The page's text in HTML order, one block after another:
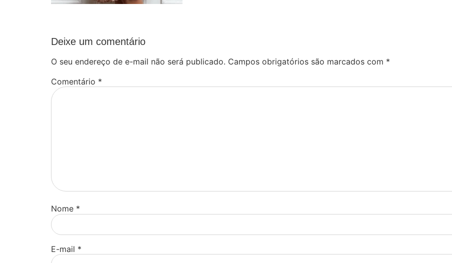
Deixe um comentário
O seu endereço de e-mail não será publicado. Campos obrigatórios são marcados com *
Comentário *
Nome *
E-mail *